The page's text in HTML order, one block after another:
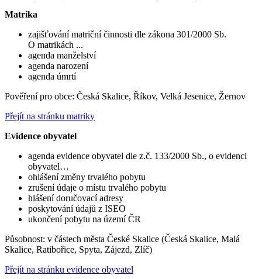
Matrika
zajišťování matriční činnosti dle zákona 301/2000 Sb.
O matrikách ...
agenda manželství
agenda narození
agenda úmrtí
Pověření pro obce: Česká Skalice, Říkov, Velká Jesenice, Žernov
Přejít na stránku matriky
Evidence obyvatel
agenda evidence obyvatel dle z.č. 133/2000 Sb., o evidenci
obyvatel…
ohlášení změny trvalého pobytu
zrušení údaje o místu trvalého pobytu
hlášení doručovací adresy
poskytování údajů z ISEO
ukončení pobytu na území ČR
Působnost: v částech města České Skalice (Česká Skalice, Malá
Skalice, Ratibořice, Spyta, Zájezd, Zlíč)
Přejít na stránku evidence obyvatel